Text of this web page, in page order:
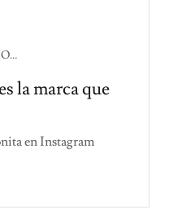
COMUNICACION CORPORATIVA
la marca que
en Instagram